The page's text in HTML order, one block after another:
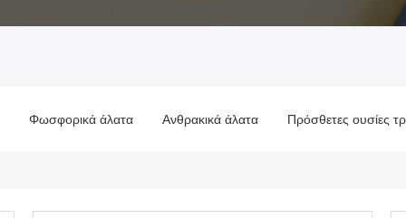
άλατα Ανθρακικά άλατα Πρόσθετες ουσίες τροφών